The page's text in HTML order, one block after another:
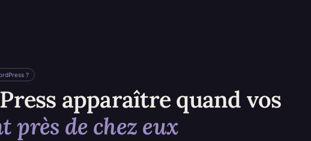
?
apparaître quand vos
près de chez eux